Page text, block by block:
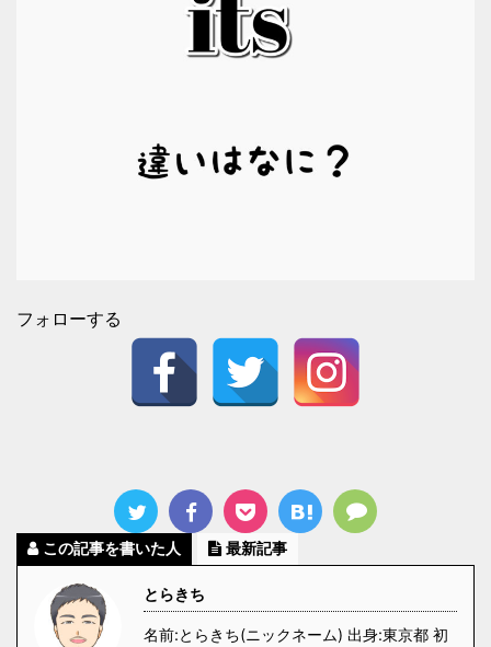
フォローする
この記事を書いた人 最新記事
とらきち
名前:とらきち(ニックネーム) 出身:東京都 初